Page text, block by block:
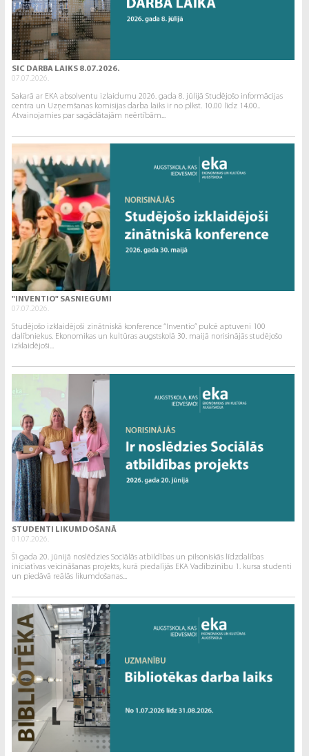
SIC DARBA LAIKS 8.07.2026.
07.07.2026.
Sakarā ar EKA absolventu izlaidumu 2026. gada 8. jūlijā Studējošo informācijas
centra un Uzņemšanas komisijas darba laiks ir no plkst. 10.00 līdz 14.00..
Atvainojamies par sagādātajām neērtībām...
"INVENTIO" SASNIEGUMI
07.07.2026.
Studējošo izklaidējoši zinātniskā konference “Inventio” pulcē aptuveni 100
dalībniekus. Ekonomikas un kultūras augstskolā 30. maijā norisinājās studējošo
izklaidējoši...
STUDENTI LIKUMDOŠANĀ
01.07.2026.
Šī gada 20. jūnijā noslēdzies Sociālās atbildības un pilsoniskās līdzdalības
iniciatīvas veicināšanas projekts, kurā piedalījās EKA Vadībzinību 1. kursa studenti
un piedāvā reālās likumdošanas...